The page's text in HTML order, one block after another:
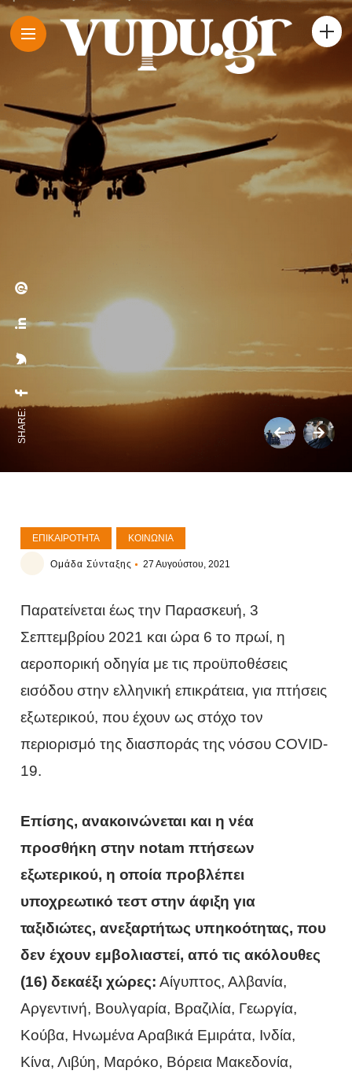
SHARE:
ΕΠΙΚΑΙΡΌΤΗΤΑ ΚΟΙΝΩΝΊΑ
Ομάδα Σύνταξης 27 Αυγούστου, 2021
Παρατείνεται έως την Παρασκευή, 3
Σεπτεμβρίου 2021 και ώρα 6 το πρωί, η
αεροπορική οδηγία με τις προϋποθέσεις
εισόδου στην ελληνική επικράτεια, για πτήσεις
εξωτερικού, που έχουν ως στόχο τον
περιορισμό της διασποράς της νόσου COVID-
19.
Επίσης, ανακοινώνεται και η νέα
προσθήκη στην notam πτήσεων
εξωτερικού, η οποία προβλέπει
υποχρεωτικό τεστ στην άφιξη για
ταξιδιώτες, ανεξαρτήτως υπηκοότητας, που
δεν έχουν εμβολιαστεί, από τις ακόλουθες
(16) δεκαέξι χώρες: Αίγυπτος, Αλβανία,
Αργεντινή, Βουλγαρία, Βραζιλία, Γεωργία,
Κούβα, Ηνωμένα Αραβικά Εμιράτα, Ινδία,
Κίνα, Λιβύη, Μαρόκο, Βόρεια Μακεδονία,